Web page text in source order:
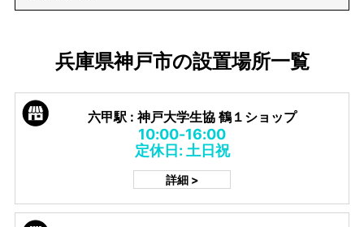
兵庫県神戸市の設置場所一覧
六甲駅 : 神戸大学生協 鶴１ショップ
10:00-16:00
定休日: 土日祝
詳細 >